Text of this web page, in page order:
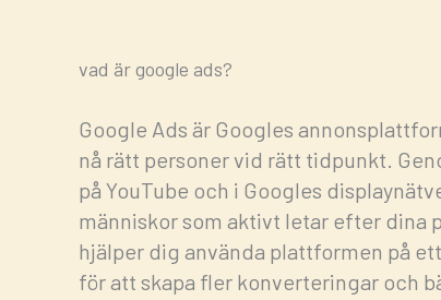
vad är google ads?
Google Ads är Googles
nå rätt personer vid rätt tidpunkt.
på YouTube och i Googles
människor som aktivt letar efter dina
hjälper dig använda plattformen på
för att skapa fler konverteringar och